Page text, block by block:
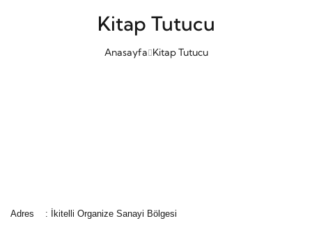
Kitap Tutucu
Anasayfa Kitap Tutucu
Adres : İkitelli Organize Sanayi Bölgesi